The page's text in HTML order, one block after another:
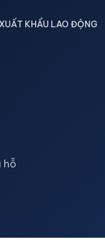
XUẤT KHẨU LAO ĐỘNG
hỗ